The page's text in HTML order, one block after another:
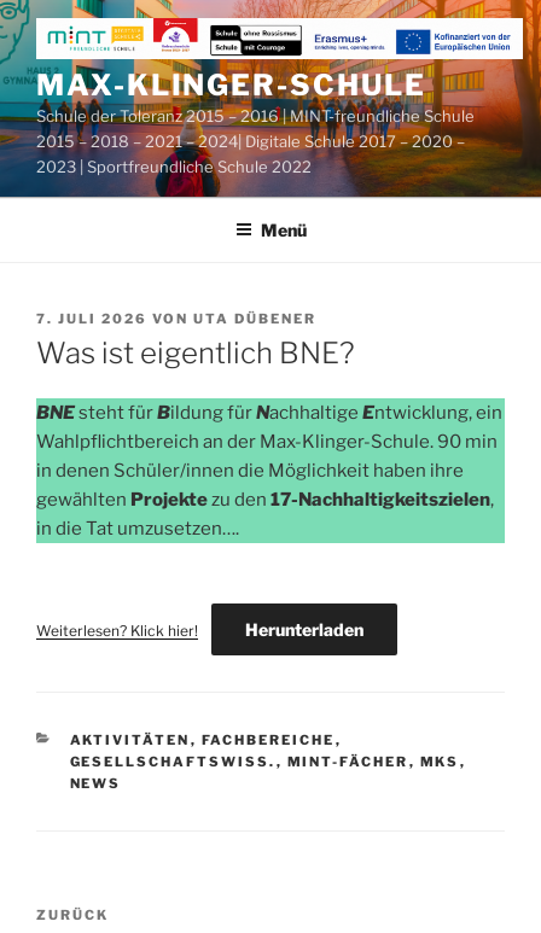
Zum
Inhalt
springenMAX-KLINGER-SCHULE
Schule der Toleranz 2015 – 2016 | MINT-freundliche Schule
2015 – 2018 – 2021 – 2024| Digitale Schule 2017 – 2020 –
2023 | Sportfreundliche Schule 2022
Menü
VERÖFFENTLICHT
AM
7. JULI 2026 VON UTA DÜBENER
Was ist eigentlich BNE?
BNEsteht fürBildung fürNachhaltige Entwicklung, ein
Wahlpflichtbereich an der Max-Klinger-Schule. 90 min
in denen Schüler/innen die Möglichkeit haben ihre
gewählten Projektezu den 17-Nachhaltigkeitszielen,
in die Tat umzusetzen….
Weiterlesen? Klick hier! Herunterladen
KATEGORIEN
AKTIVITÄTEN , FACHBEREICHE ,
GESELLSCHAFTSWISS. , MINT-FÄCHER , MKS ,
NEWS
Beitragsnavigation
Vorheriger
ZURÜCK